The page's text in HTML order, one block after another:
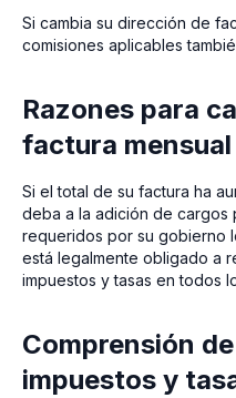
Si cambia su dirección de
comisiones aplicables
Razones para
factura mensual
Si el total de su factura ha
deba a la adición de cargos
requeridos por su gobierno
está legalmente obligado a
impuestos y tasas en todos
Comprensión
impuestos y